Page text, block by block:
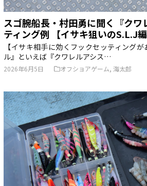
スゴ腕船長・村田勇に聞く『クワ
ティング例 【イサキ狙いのS.L.J編
【イサキ相手に効くフックセッティング
ル』といえば『クワレルアシス…
2026年6月5日 オフショアゲーム,海太郎